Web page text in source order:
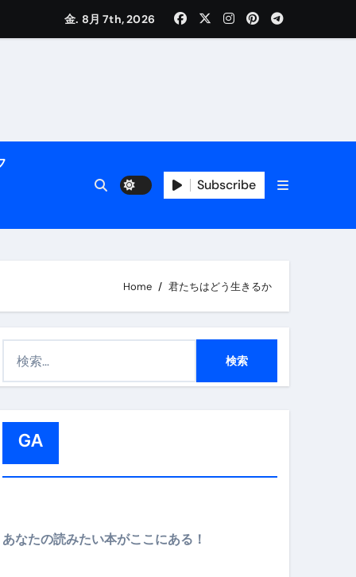
説
き | ダイエット中の食事
ン】
の先さらに貧しくなります。【 竹花貴騎 切り抜き 会社員
金. 8月 7th, 2026
Subscribe
Home 君たちはどう生きるか
GA
あなたの読みたい本がここにある！